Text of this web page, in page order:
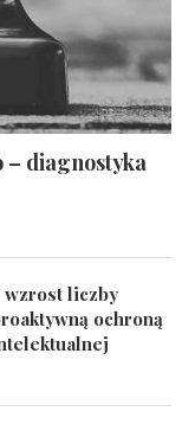
– diagnostyka
wzrost liczby
ochroną